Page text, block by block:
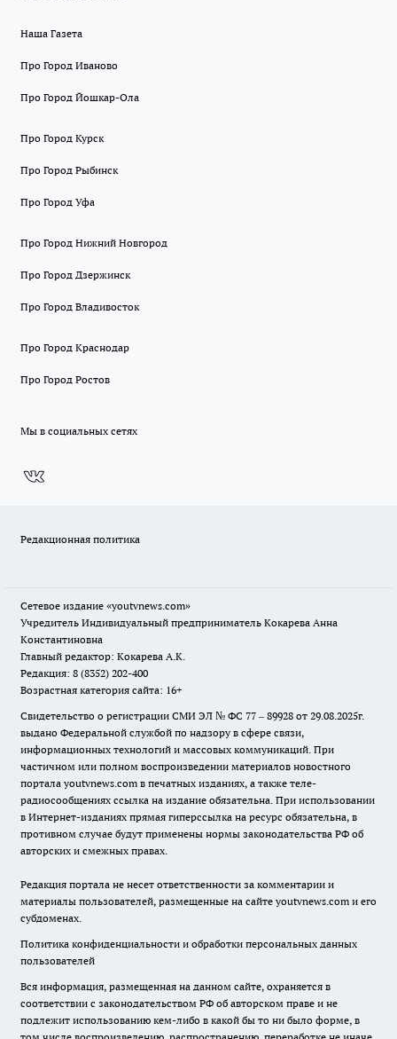
Наша Газета
Про Город Иваново
Про Город Йошкар-Ола
Про Город Курск
Про Город Рыбинск
Про Город Уфа
Про Город Нижний Новгород
Про Город Дзержинск
Про Город Владивосток
Про Город Краснодар
Про Город Ростов
Мы в социальных сетях
Редакционная политика
Сетевое издание «youtvnews.com»
Учредитель Индивидуальный предприниматель Кокарева Анна
Константиновна
Главный редактор: Кокарева А.К.
Редакция: 8 (8352) 202-400
Возрастная категория сайта: 16+
Свидетельство о регистрации СМИ ЭЛ № ФС 77 – 89928 от 29.08.2025г.
выдано Федеральной службой по надзору в сфере связи,
информационных технологий и массовых коммуникаций. При
частичном или полном воспроизведении материалов новостного
портала youtvnews.com в печатных изданиях, а также теле-
радиосообщениях ссылка на издание обязательна. При использовании
в Интернет-изданиях прямая гиперссылка на ресурс обязательна, в
противном случае будут применены нормы законодательства РФ об
авторских и смежных правах.
Редакция портала не несет ответственности за комментарии и
материалы пользователей, размещенные на сайте youtvnews.com и его
субдоменах.
Политика конфиденциальности и обработки персональных данных
пользователей
Вся информация, размещенная на данном сайте, охраняется в
соответствии с законодательством РФ об авторском праве и не
подлежит использованию кем-либо в какой бы то ни было форме, в